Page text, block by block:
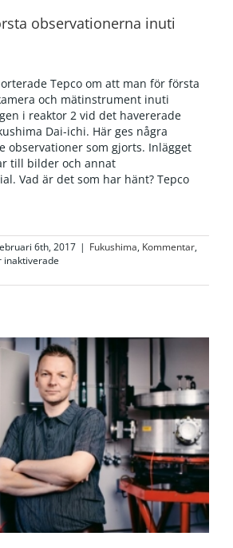
observationerna inuti
Tepco om att man för första
och mätinstrument inuti
i reaktor 2 vid det havererade
Dai-ichi. Här ges några
observationer som gjorts. Inlägget
till bilder och annat
Vad är det som har hänt? Tepco
6th, 2017 | Fukushima, Kommentar,
inaktiverade
–
reaktor
2